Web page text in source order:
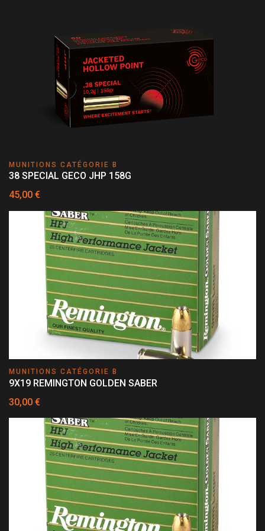
MUNITIONS CATÉGORIE B
38 SPECIAL GECO JHP 158G
45,00 €
MUNITIONS CATÉGORIE B
9X19 REMINGTON GOLDEN SABER
30,00 €